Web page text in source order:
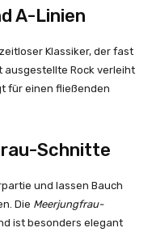
A-Linien
Klassiker, der fast
ausgestellte Rock verleiht
für einen fließenden
Schnitte
und lassen Bauch
Die Meerjungfrau-
ist besonders elegant